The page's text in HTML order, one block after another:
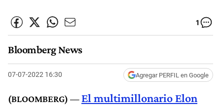
1
Bloomberg News
07-07-2022 16:30 Agregar PERFIL en Google
El multimillonario Elon